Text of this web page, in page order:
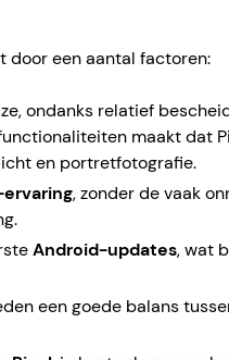
door een aantal factoren:
ondanks relatief
maakt dat
en portretfotografie.
, zonder de vaak
Android-updates, wat
een goede balans